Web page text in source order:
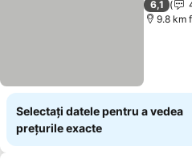
6,1
9.8 km
Selectați datele pentru a vedea
prețurile exacte